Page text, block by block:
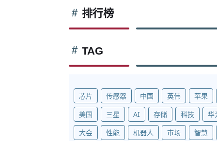
排行榜
TAG
芯片 传感器 中国 英伟
苹果
美国
三星 AI 存储 科技
华
大会
性能 机器人 市场
智慧